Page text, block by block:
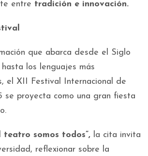
entre tradición e innovación.
que abarca desde el Siglo
los lenguajes más
el XII Festival Internacional de
se proyecta como una gran fiesta
teatro somos todos”, la cita invita
reflexionar sobre la